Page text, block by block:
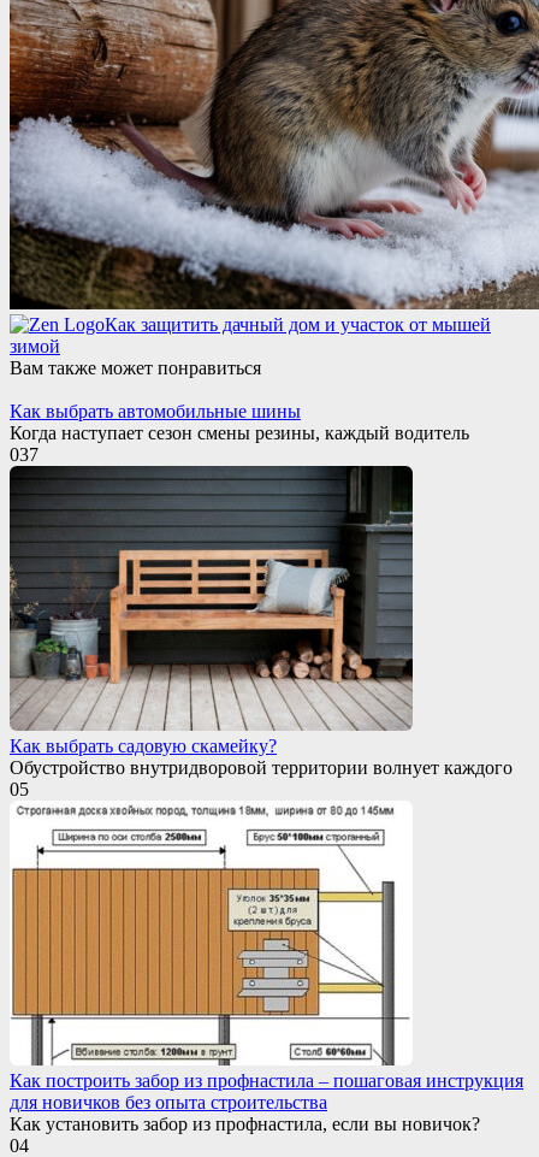
Как защитить дачный дом и участок от мышей
зимой
Вам также может понравиться
Как выбрать автомобильные шины
Когда наступает сезон смены резины, каждый водитель
037
Как выбрать садовую скамейку?
Обустройство внутридворовой территории волнует каждого
05
Как построить забор из профнастила – пошаговая инструкция
для новичков без опыта строительства
Как установить забор из профнастила, если вы новичок?
04